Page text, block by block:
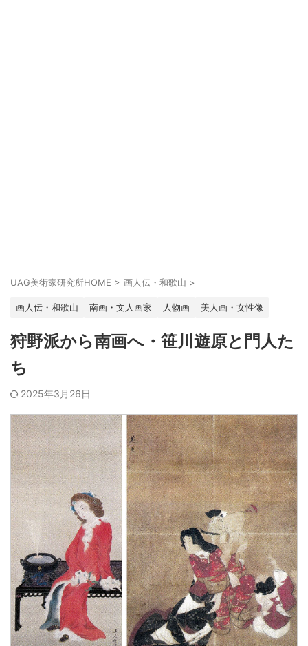
UAG美術家研究所HOME > 画人伝・和歌山 >
画人伝・和歌山 南画・文人画家 人物画 美人画・女性像
狩野派から南画へ・笹川遊原と門人た
ち
2025年3月26日